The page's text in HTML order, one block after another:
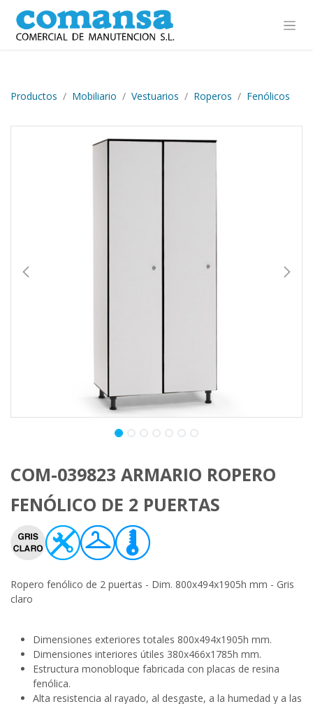
Ir al contenido
Productos Mobiliario Vestuarios Roperos Fenólicos
COM-039823 ARMARIO ROPERO
FENÓLICO DE 2 PUERTAS
Ropero fenólico de 2 puertas - Dim. 800x494x1905h mm - Gris
claro
Dimensiones exteriores totales 800x494x1905h mm.
Dimensiones interiores útiles 380x466x1785h mm.
Estructura monobloque fabricada con placas de resina
fenólica.
Alta resistencia al rayado, al desgaste, a la humedad y a las